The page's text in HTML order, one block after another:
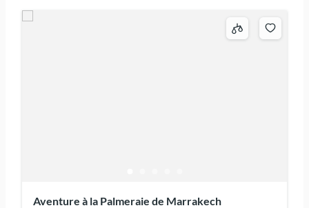
Aventure à la Palmeraie de Marrakech